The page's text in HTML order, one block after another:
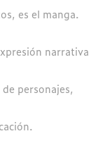
es el manga.
narrativa
personajes,